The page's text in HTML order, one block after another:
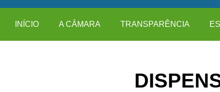
INÍCIO A CÂMARA TRANSPARÊNCIA